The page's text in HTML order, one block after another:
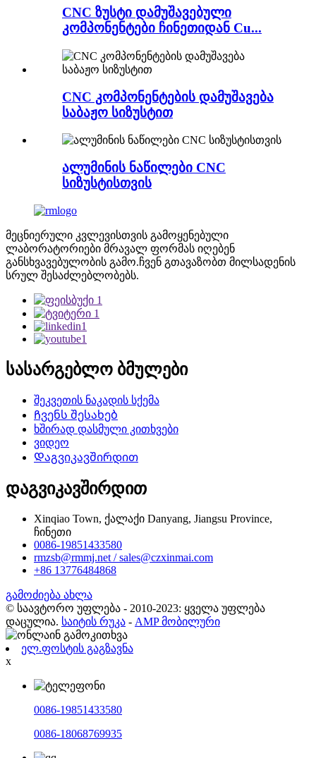
CNC ზუსტი დამუშავებული
კომპონენტები ჩინეთიდან Cu...
CNC კომპონენტების დამუშავება
საბაჟო სიზუსტით
ალუმინის ნაწილები CNC
სიზუსტისთვის
მეცნიერული კვლევისთვის გამოყენებული
ლაბორატორიები მრავალ ფორმას იღებენ
განსხვავებულობის გამო.ჩვენ გთავაზობთ მილსადენის
სრულ შესაძლებლობებს.
სასარგებლო ბმულები
შეკვეთის ნაკადის სქემა
Ჩვენს შესახებ
ხშირად დასმული კითხვები
ვიდეო
Დაგვიკავშირდით
დაგვიკავშირდით
Xinqiao Town, ქალაქი Danyang, Jiangsu Province,
ჩინეთი
0086-19851433580
rmzsb@rmmj.net / sales@czxinmai.com
+86 13776484868
გამოძიება ახლა
© საავტორო უფლება - 2010-2023: ყველა უფლება
დაცულია. საიტის რუკა - AMP მობილური
ელ.ფოსტის გაგზავნა
x
0086-19851433580
0086-18068769935